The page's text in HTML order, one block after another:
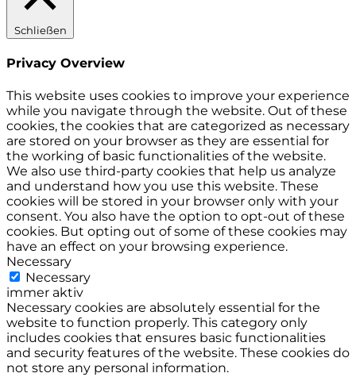
Schließen
Privacy Overview
This website uses cookies to improve your experience
while you navigate through the website. Out of these
cookies, the cookies that are categorized as necessary
are stored on your browser as they are essential for
the working of basic functionalities of the website.
We also use third-party cookies that help us analyze
and understand how you use this website. These
cookies will be stored in your browser only with your
consent. You also have the option to opt-out of these
cookies. But opting out of some of these cookies may
have an effect on your browsing experience.
Necessary
Necessary
immer aktiv
Necessary cookies are absolutely essential for the
website to function properly. This category only
includes cookies that ensures basic functionalities
and security features of the website. These cookies do
not store any personal information.